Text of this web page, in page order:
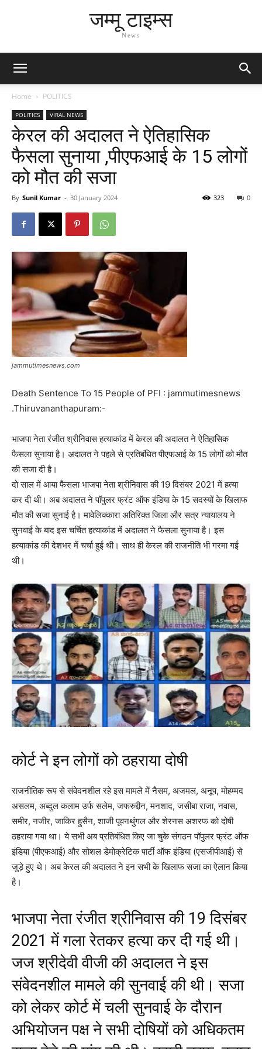
जम्मू टाइम्स
News
Home POLITICS
POLITICS VIRAL NEWS
केरल की अदालत ने ऐतिहासिक
फैसला सुनाया ,पीएफआई के 15 लोगों
को मौत की सजा
By Sunil Kumar - 30 January 2024 0
323
jammutimesnews.com
Death Sentence To 15 People of PFI : jammutimesnews
.Thiruvananthapuram:-
भाजपा नेता रंजीत श्रीनिवास हत्‍याकांड में केरल की अदालत ने ऐतिहासिक
फैसला सुनाया है। अदालत ने पहले से प्रतिबंधित पीएफआई के 15 लोगों को मौत
की सजा दी है।
दो साल में आया फैसला भाजपा नेता श्रीनिवास की 19 दिसंबर 2021 में हत्‍या
कर दी थी। अब अदालत ने पॉपुलर फ्रंट ऑफ इंडिया के 15 सदस्‍यों के खिलाफ
मौत की सजा सुनाई है। मावेलिक्‍कारा अतिरिक्‍त जिला और सत्र न्‍यायालय ने
सुनवाई के बाद इस चर्चित हत्‍याकांड में अदालत ने फैसला सुनाया है। इस
हत्‍याकांड की देशभर में चर्चा हुई थी। साथ ही केरल की राजनीति भी गरमा गई
थी।
कोर्ट ने इन लोगों को ठहराया दोषी
राजनीतिक रूप से संवेदनशील रहे इस मामले में नैसम, अजमल, अनूप, मोहम्मद
असलम, अब्दुल कलाम उर्फ सलेम, जफरुद्दीन, मनशाद, जसीबा राजा, नवास,
समीर, नजीर, जाकिर हुसैन, शाजी पूवनथुंगल और शेरनस अशरफ को दोषी
ठहराया गया था। ये सभी अब प्रतिबंधित किए जा चुके संगठन पॉपुलर फ्रंट ऑफ
इंडिया (पीएफआई) और सोशल डेमोक्रेटिक पार्टी ऑफ इंडिया (एसजीपीआई) से
जुड़े हुए थे। अब केरल की अदालत ने इन सभी के खिलाफ सजा का ऐलान किया
है।
भाजपा नेता रंजीत श्रीनिवास की 19 दिसंबर
2021 में गला रेतकर हत्‍या कर दी गई थी।
जज श्रीदेवी वीजी की अदालत ने इस
संवेदनशील मामले की सुनवाई की थी। सजा
को लेकर कोर्ट में चली सुनवाई के दौरान
अभियोजन पक्ष ने सभी दोषियों को अधिकतम